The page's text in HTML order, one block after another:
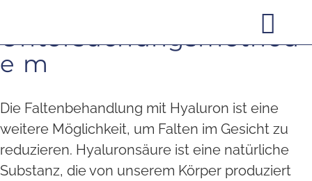
Untersuchungsmethod
e m
Die Faltenbehandlung mit Hyaluron ist eine
weitere Möglichkeit, um Falten im Gesicht zu
reduzieren. Hyaluronsäure ist eine natürliche
Substanz, die von unserem Körper produziert